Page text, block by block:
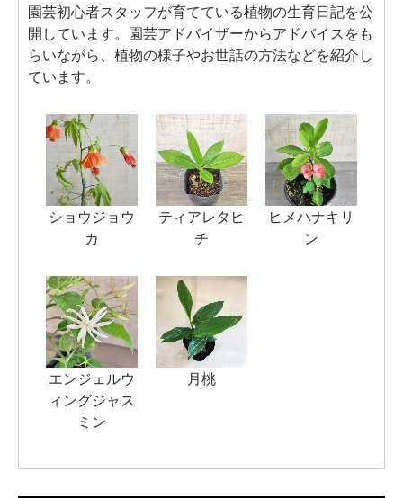
園芸初心者スタッフが育てている植物の生育日記を公
開しています。園芸アドバイザーからアドバイスをも
らいながら、植物の様子やお世話の方法などを紹介し
ています。
ショウジョウ
カ
ティアレタヒ
チ
ヒメハナキリ
ン
エンジェルウ
ィングジャス
ミン
月桃